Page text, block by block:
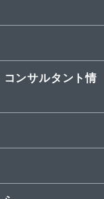
ンサルタント情